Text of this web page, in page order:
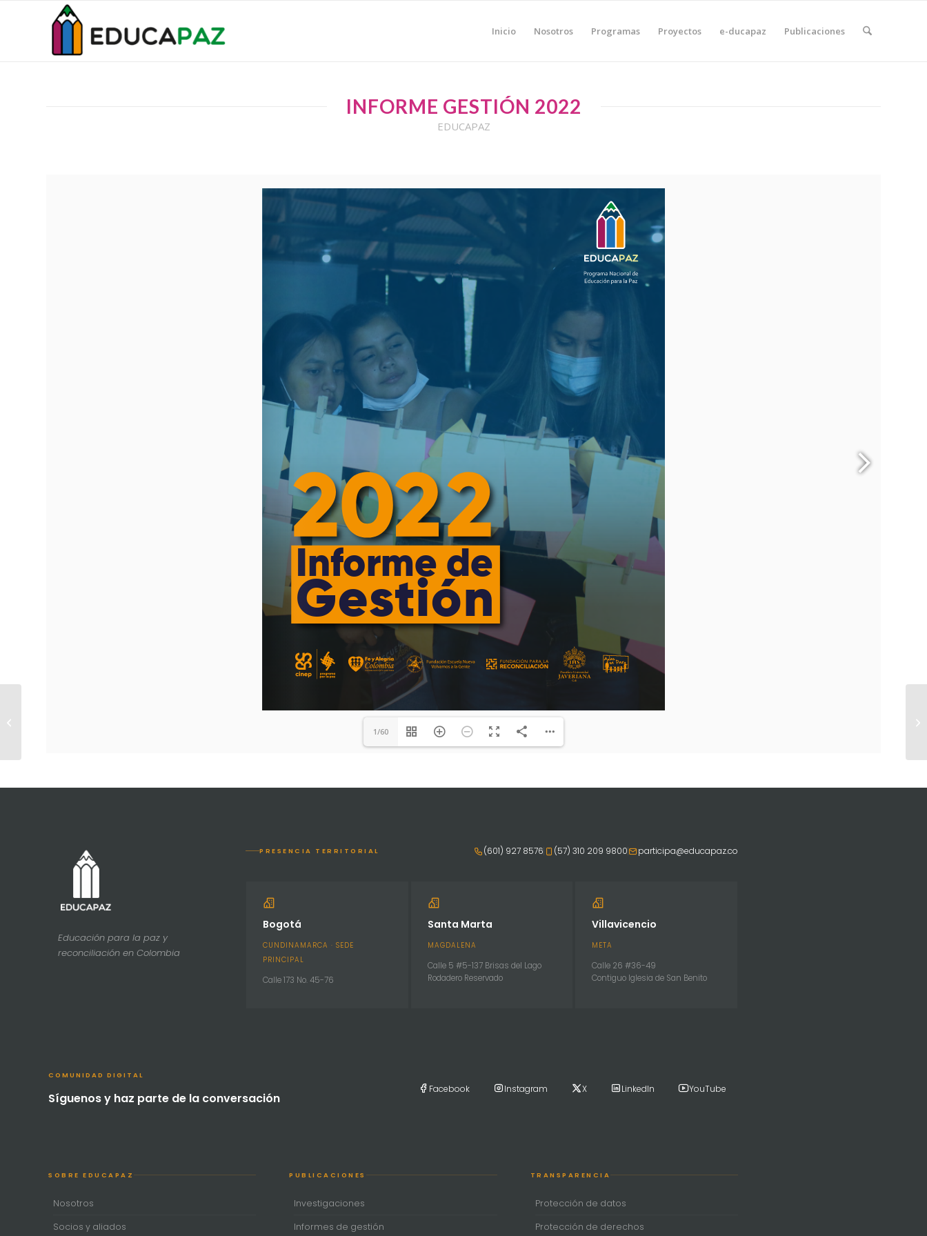
Inicio Nosotros Programas Proyectos e-ducapaz Publicaciones
INFORME GESTIÓN 2022
EDUCAPAZ
1/60
Educación para la paz y
reconciliación en Colombia
PRESENCIA TERRITORIAL (601) 927 8576 (57) 310 209 9800 participa@educapaz.co
Bogotá
CUNDINAMARCA · SEDE
PRINCIPAL
Calle 173 No. 45-76
Santa Marta
MAGDALENA
Calle 5 #5-137 Brisas del Lago
Rodadero Reservado
Villavicencio
META
Calle 26 #36-49
Contiguo Iglesia de San Benito
COMUNIDAD DIGITAL
Síguenos y haz parte de la conversación
Facebook Instagram X LinkedIn YouTube
SOBRE EDUCAPAZ
Nosotros
Socios y aliados
PUBLICACIONES
Investigaciones
Informes de gestión
TRANSPARENCIA
Protección de datos
Protección de derechos